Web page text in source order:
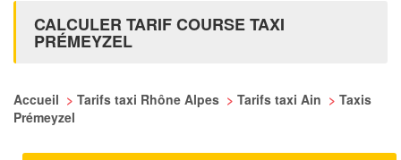
CALCULER TARIF COURSE TAXI
PRÉMEYZEL
Accueil > Tarifs taxi Rhône Alpes > Tarifs taxi Ain > Taxis
Prémeyzel